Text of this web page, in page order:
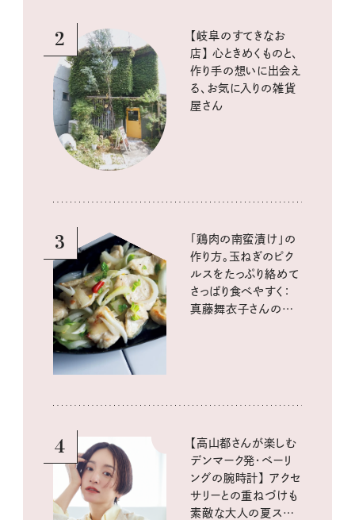
2
【岐阜のすてきなお
店】 心ときめくものと、
作り手の想いに出会え
る、お気に入りの雑貨
屋さん
3
「鶏肉の南蛮漬け」の
作り方。玉ねぎのピク
ルスをたっぷり絡めて
さっぱり食べやすく：
真藤舞衣子さんの発
4
【高山都さんが楽しむ
デンマーク発・ベーリ
ングの腕時計】 アクセ
サリーとの重ねづけも
素敵な大人の夏スタイ